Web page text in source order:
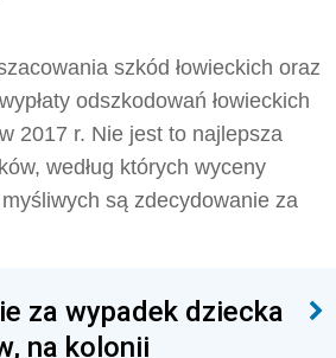
szkód łowieckich oraz
odszkodowań łowieckich
2017 r. Nie jest to najlepsza
według których wyceny
są zdecydowanie za
za wypadek dziecka
na kolonii